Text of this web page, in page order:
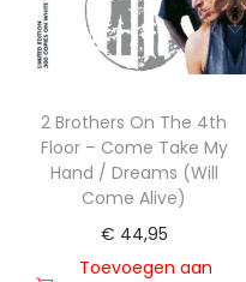
2 Brothers On The 4th
Floor – Come Take My
Hand / Dreams (Will
Come Alive)
€ 44,95
Toevoegen aan